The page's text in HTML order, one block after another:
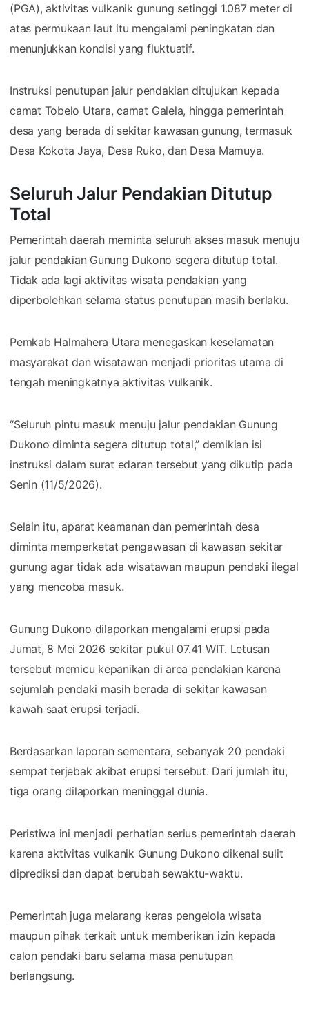
(PGA), aktivitas vulkanik gunung setinggi 1.087 meter di
atas permukaan laut itu mengalami peningkatan dan
menunjukkan kondisi yang fluktuatif.
Instruksi penutupan jalur pendakian ditujukan kepada
camat Tobelo Utara, camat Galela, hingga pemerintah
desa yang berada di sekitar kawasan gunung, termasuk
Desa Kokota Jaya, Desa Ruko, dan Desa Mamuya.
Seluruh Jalur Pendakian Ditutup
Total
Pemerintah daerah meminta seluruh akses masuk menuju
jalur pendakian Gunung Dukono segera ditutup total.
Tidak ada lagi aktivitas wisata pendakian yang
diperbolehkan selama status penutupan masih berlaku.
Pemkab Halmahera Utara menegaskan keselamatan
masyarakat dan wisatawan menjadi prioritas utama di
tengah meningkatnya aktivitas vulkanik.
“Seluruh pintu masuk menuju jalur pendakian Gunung
Dukono diminta segera ditutup total,” demikian isi
instruksi dalam surat edaran tersebut yang dikutip pada
Senin (11/5/2026).
Selain itu, aparat keamanan dan pemerintah desa
diminta memperketat pengawasan di kawasan sekitar
gunung agar tidak ada wisatawan maupun pendaki ilegal
yang mencoba masuk.
Gunung Dukono dilaporkan mengalami erupsi pada
Jumat, 8 Mei 2026 sekitar pukul 07.41 WIT. Letusan
tersebut memicu kepanikan di area pendakian karena
sejumlah pendaki masih berada di sekitar kawasan
kawah saat erupsi terjadi.
Berdasarkan laporan sementara, sebanyak 20 pendaki
sempat terjebak akibat erupsi tersebut. Dari jumlah itu,
tiga orang dilaporkan meninggal dunia.
Peristiwa ini menjadi perhatian serius pemerintah daerah
karena aktivitas vulkanik Gunung Dukono dikenal sulit
diprediksi dan dapat berubah sewaktu-waktu.
Pemerintah juga melarang keras pengelola wisata
maupun pihak terkait untuk memberikan izin kepada
calon pendaki baru selama masa penutupan
berlangsung.